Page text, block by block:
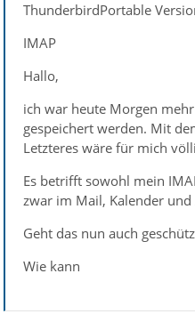
ThunderbirdPortable
IMAP
Hallo,
ich war heute Morgen
gespeichert werden. Mit
Letzteres wäre für mich
Es betrifft sowohl mein
zwar im Mail, Kalender
Geht das nun auch
Wie kann